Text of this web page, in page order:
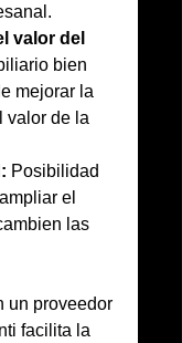
valor del
bien
mejorar la
valor de la
Posibilidad
el
las
un proveedor
facilita la